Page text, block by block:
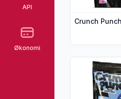
API
Økonomi
Vis flere